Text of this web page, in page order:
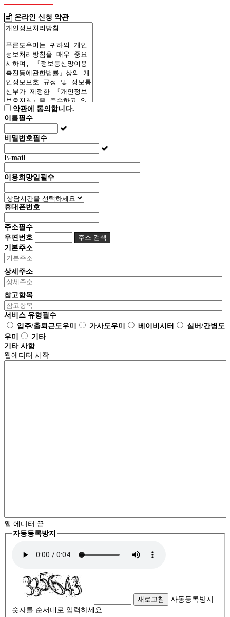
온라인 신청 약관
약관에 동의합니다.
이름필수
비밀번호필수
E-mail
이용희망일 필수
휴대폰번호
주소필수
우편번호
주소 검색
기본주소
상세주소
참고항목
서비스 유형필수
입주/출퇴근도우미
가사도우미 베이비시터
실버/간병도
우미
기타
기타 사항
웹에디터 시작
웹 에디터 끝
자동등록방지
새로고침
자동등록방지
숫자를 순서대로 입력하세요.